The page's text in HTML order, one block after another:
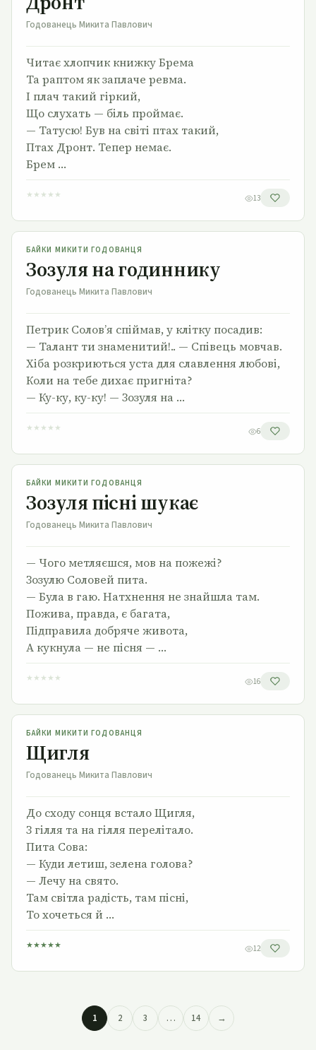
Годованець Микита Павлович
Читає хлопчик книжку Брема
Та раптом як заплаче ревма.
І плач такий гіркий,
Що слухать — біль проймає.
— Татусю! Був на світі птах такий,
Птах Дронт. Тепер немає.
Брем …
★ ★ ★ ★ ★ 13
Зозуля на годиннику
БАЙКИ МИКИТИ ГОДОВАНЦЯ
Зозуля на годиннику
Годованець Микита Павлович
Петрик Солов’я спіймав, у клітку посадив:
— Талант ти знаменитий!.. — Співець мовчав.
Хіба розкриються уста для славлення любові,
Коли на тебе дихає пригніта?
— Ку-ку, ку-ку! — Зозуля на …
★ ★ ★ ★ ★ 6
Зозуля пісні шукає
БАЙКИ МИКИТИ ГОДОВАНЦЯ
Зозуля пісні шукає
Годованець Микита Павлович
— Чого метляєшся, мов на пожежі?
Зозулю Соловей пита.
— Була в гаю. Натхнення не знайшла там.
Пожива, правда, є багата,
Підправила добряче живота,
А кукнула — не пісня — …
★ ★ ★ ★ ★ 16
Щигля
БАЙКИ МИКИТИ ГОДОВАНЦЯ
Щигля
Годованець Микита Павлович
До сходу сонця встало Щигля,
З гілля та на гілля перелітало.
Пита Сова:
— Куди летиш, зелена голова?
— Лечу на свято.
Там світла радість, там пісні,
То хочеться й …
★★★★★ 12
1 2 3 … 14 →